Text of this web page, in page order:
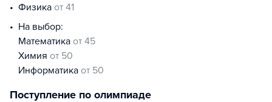
физика от 41
На выбор:
математика от 45
химия от 50
информатика от 50
Поступление по олимпиаде